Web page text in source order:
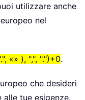
utilizzare anche
nel
«» ), ",", ".")+0.
che desideri
tue esigenze.